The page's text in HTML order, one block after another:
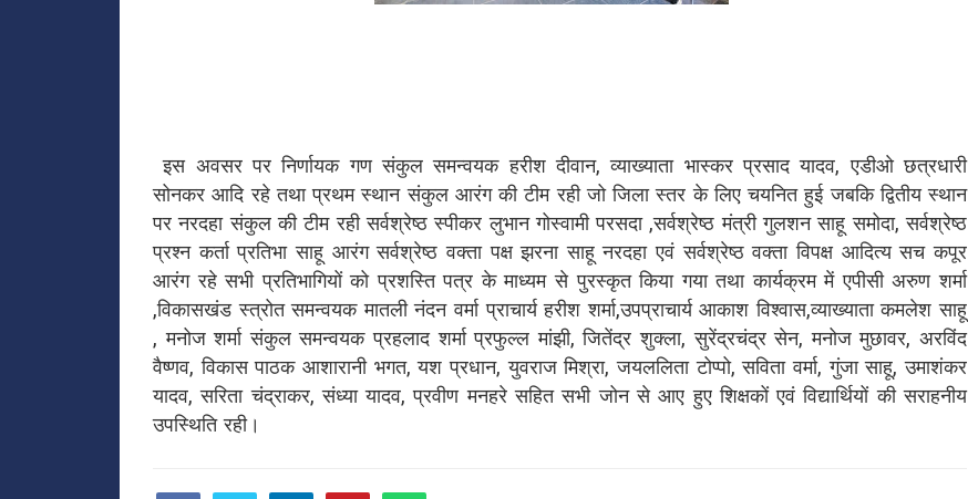
इस अवसर पर निर्णायक गण संकुल समन्वयक हरीश दीवान, व्याख्याता भास्कर प्रसाद यादव, एडीओ छत्रधारी
सोनकर आदि रहे तथा प्रथम स्थान संकुल आरंग की टीम रही जो जिला स्तर के लिए चयनित हुई जबकि द्वितीय स्थान
पर नरदहा संकुल की टीम रही सर्वश्रेष्ठ स्पीकर लुभान गोस्वामी परसदा ,सर्वश्रेष्ठ मंत्री गुलशन साहू समोदा, सर्वश्रेष्ठ
प्रश्न कर्ता प्रतिभा साहू आरंग सर्वश्रेष्ठ वक्ता पक्ष झरना साहू नरदहा एवं सर्वश्रेष्ठ वक्ता विपक्ष आदित्य सच कपूर
आरंग रहे सभी प्रतिभागियों को प्रशस्ति पत्र के माध्यम से पुरस्कृत किया गया तथा कार्यक्रम में एपीसी अरुण शर्मा
,विकासखंड स्त्रोत समन्वयक मातली नंदन वर्मा प्राचार्य हरीश शर्मा,उपप्राचार्य आकाश विश्वास,व्याख्याता कमलेश साहू
, मनोज शर्मा संकुल समन्वयक प्रहलाद शर्मा प्रफुल्ल मांझी, जितेंद्र शुक्ला, सुरेंद्रचंद्र सेन, मनोज मुछावर, अरविंद
वैष्णव, विकास पाठक आशारानी भगत, यश प्रधान, युवराज मिश्रा, जयललिता टोप्पो, सविता वर्मा, गुंजा साहू, उमाशंकर
यादव, सरिता चंद्राकर, संध्या यादव, प्रवीण मनहरे सहित सभी जोन से आए हुए शिक्षकों एवं विद्यार्थियों की सराहनीय
उपस्थिति रही।